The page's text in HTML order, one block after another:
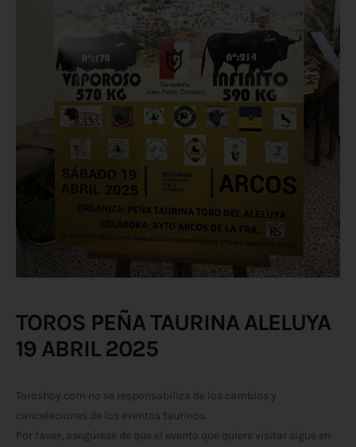
TOROS PEÑA TAURINA ALELUYA
19 ABRIL 2025
Toroshoy.com no se responsabiliza de los cambios y
cancelaciones de los eventos taurinos.
Por favor, asegúrese de que el evento que quiere visitar sigue en